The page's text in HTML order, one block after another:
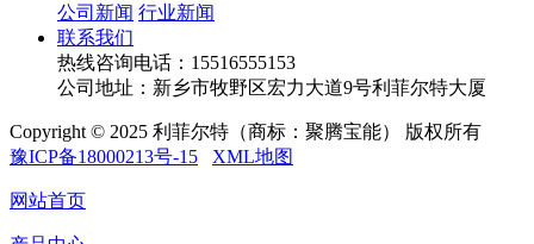
公司新闻 行业新闻
联系我们
热线咨询电话： 15516555153
公司地址：新乡市牧野区宏力大道9号利菲尔特大厦
Copyright © 2025 利菲尔特（商标：聚腾宝能） 版权所有
豫ICP备18000213号-15
XML地图
网站首页